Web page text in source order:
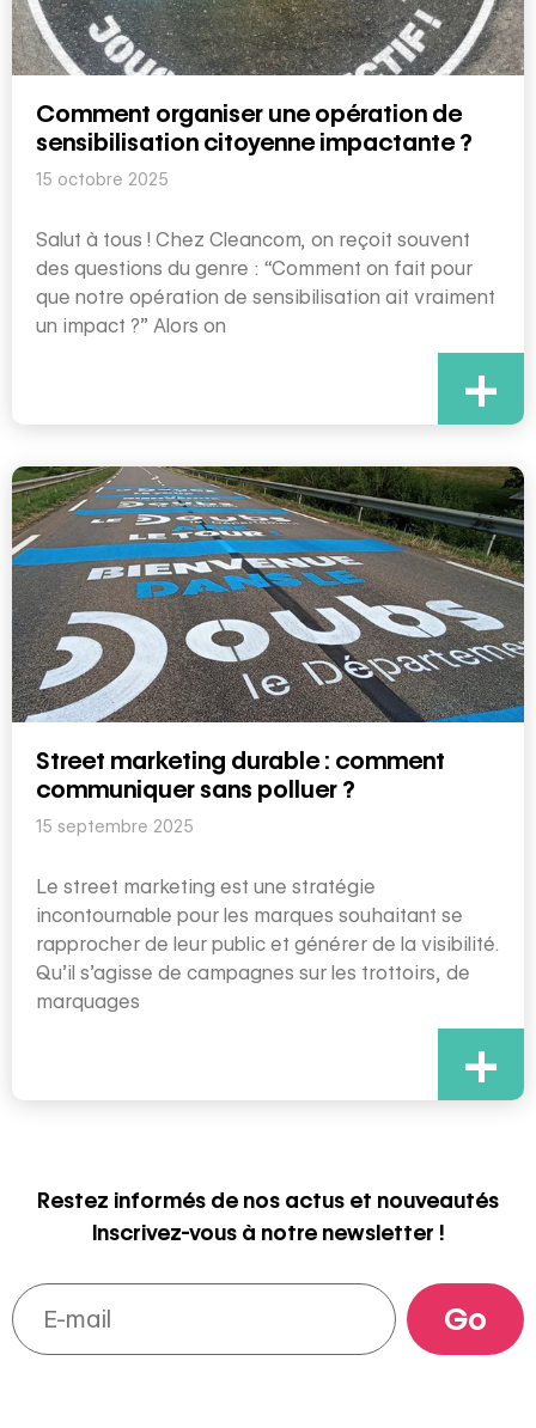
Comment organiser une opération de
sensibilisation citoyenne impactante ?
15 octobre 2025
Salut à tous ! Chez Cleancom, on reçoit souvent
des questions du genre : “Comment on fait pour
que notre opération de sensibilisation ait vraiment
un impact ?” Alors on
+
Street marketing durable : comment
communiquer sans polluer ?
15 septembre 2025
Le street marketing est une stratégie
incontournable pour les marques souhaitant se
rapprocher de leur public et générer de la visibilité.
Qu’il s’agisse de campagnes sur les trottoirs, de
marquages
+
Restez informés de nos actus et nouveautés
Inscrivez-vous à notre newsletter !